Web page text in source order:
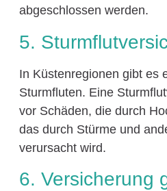
abgeschlossen werden.
5.
In Küstenregionen gibt es
Sturmfluten. Eine
vor Schäden, die durch
das durch Stürme und
verursacht wird.
6. Versicherung